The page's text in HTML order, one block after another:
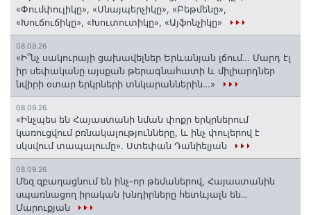
«Փումփուլիկը», «Սնայպերչիկը», «Բեթմենը»,
«Խուճուճիկը», «Խուտուտիկը», «Այֆոնչիկը»
08.09.26
«Ի՞նչ սակուրայի ցախավելներ Երևանյան լճում… Մարդ էլ
իր սեփականը այսքան թերագնահատի և միլիարդներ
նվիրի օտար երկրների տնկարաններին…»
08.09.26
«Ինչպես են Հայաստանի նման փոքր երկրներում
կառուցվում բռնակալությունները, և ինչ փուլերով է
սկսվում տապալումը». Ստեփան Դանիելյան
08.09.26
Մեզ զբաղացնում են ինչ-որ թեմաներով, Հայաստանին
սպառնացող իրական խնդիրները հետևյալն են․․․
Մարուքյան